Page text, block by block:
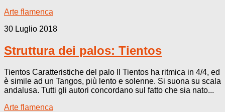
Arte flamenca
30 Luglio 2018
Struttura dei palos: Tientos
Tientos Caratteristiche del palo Il Tientos ha ritmica in 4/4, ed
è simile ad un Tangos, più lento e solenne. Si suona su scala
andalusa. Tutti gli autori concordano sul fatto che sia nato...
Arte flamenca